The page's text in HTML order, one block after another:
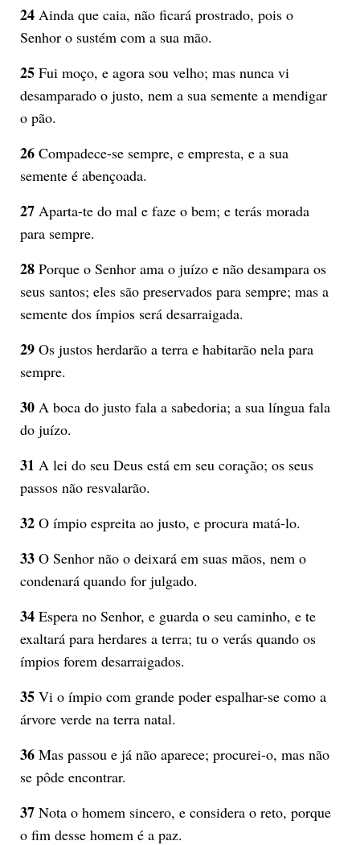
24Ainda que caia, não ficará prostrado, pois o
Senhor o sustém com a sua mão.
25Fui moço, e agora sou velho; mas nunca vi
desamparado o justo, nem a sua semente a mendigar
o pão.
26Compadece-se sempre, e empresta, e a sua
semente é abençoada.
27Aparta-te do mal e faze o bem; e terás morada
para sempre.
28Porque o Senhor ama o juízo e não desampara os
seus santos; eles são preservados para sempre; mas a
semente dos ímpios será desarraigada.
29Os justos herdarão a terra e habitarão nela para
sempre.
30A boca do justo fala a sabedoria; a sua língua fala
do juízo.
31 A lei do seu Deus está em seu coração; os seus
passos não resvalarão.
32O ímpio espreita ao justo, e procura matá-lo.
33O Senhor não o deixará em suas mãos, nem o
condenará quando for julgado.
34Espera no Senhor, e guarda o seu caminho, e te
exaltará para herdares a terra; tu o verás quando os
ímpios forem desarraigados.
35Vi o ímpio com grande poder espalhar-se como a
árvore verde na terra natal.
36Mas passou e já não aparece; procurei-o, mas não
se pôde encontrar.
37Nota o homem sincero, e considera o reto, porque
o fim desse homem é a paz.